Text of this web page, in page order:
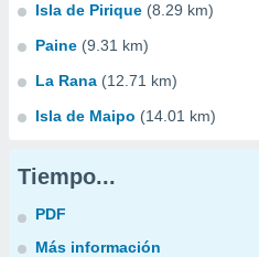
Isla de Pirique (8.29 km)
Paine (9.31 km)
La Rana (12.71 km)
Isla de Maipo (14.01 km)
Tiempo...
PDF
Más información